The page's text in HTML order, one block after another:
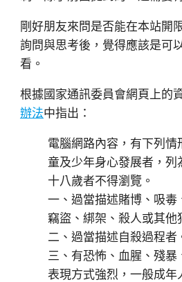
剛好朋友來問是否能在本站開
詢問與思考後，覺得應該是可
看。
根據國家通訊委員會網頁上的
辦法中指出：
電腦網路內容，有下列情
童及少年身心發展者，列
十八歲者不得瀏覽。
一、過當描述賭博、吸毒
竊盜、綁架、殺人或其他
二、過當描述自殺過程者
三、有恐怖、血腥、殘暴
表現方式強烈，一般成年